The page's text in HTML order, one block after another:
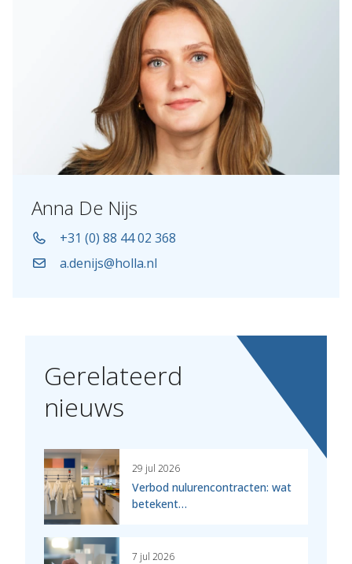
Anna De Nijs
+31 (0) 88 44 02 368
a.denijs@holla.nl
Gerelateerd
nieuws
29 jul 2026
Verbod nulurencontracten: wat
betekent…
7 jul 2026